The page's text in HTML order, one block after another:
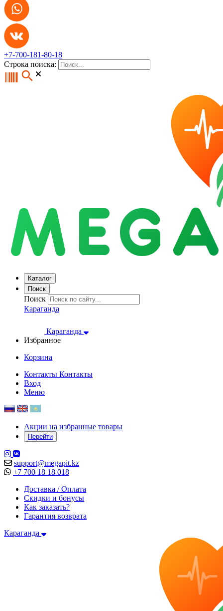
+7-700-181-80-18
Строка поиска:
Каталог
Поиск
Поиск
Караганда
Караганда
Избранное
Корзина
Контакты Контакты
Вход
Меню
Акции на избранные товары
Перейти
support@megapit.kz
+7 700 18 18 018
Доставка / Оплата
Скидки и бонусы
Как заказать?
Гарантия возврата
Караганда